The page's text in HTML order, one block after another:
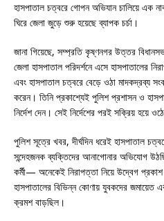
হাসপাতাল চত্বরে গোপন অভিযান চালিয়ে এক
ঘিরে জেলা জুড়ে শুরু হয়েছে ব্যাপক চর্চা।
জানা গিয়েছে, সম্প্রতি কৃষ্ণনগর উত্তর
জেলা হাসপাতাল পরিদর্শনে এসে হাসপাতালের
এবং হাসপাতাল চত্বরে বেড়ে ওঠা মাদকদ্রব্য
করেন। তিনি প্রকাশ্যেই পুলিশ প্রশাসন ও
নির্দেশ দেন। সেই নির্দেশের পরই সক্রিয় হয়ে
পুলিশ সূত্রে খবর, দীর্ঘদিন ধরেই হাসপাতাল
সন্দেহজনক ব্যক্তিদের আনাগোনার অভিযোগ
কর্মী— অনেকেই নিরাপত্তা নিয়ে উদ্বেগ
হাসপাতালের বিভিন্ন কোণায় যুবকদের জমায়েত
ক্রমশ বাড়ছিল।